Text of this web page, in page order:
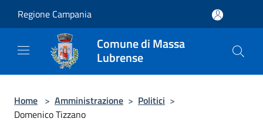
Regione Campania
Comune di Massa
Lubrense
Home > Amministrazione > Politici >
Domenico Tizzano